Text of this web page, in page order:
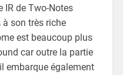
IR de Two-Notes
à son très riche
est beaucoup plus
car outre la partie
embarque également